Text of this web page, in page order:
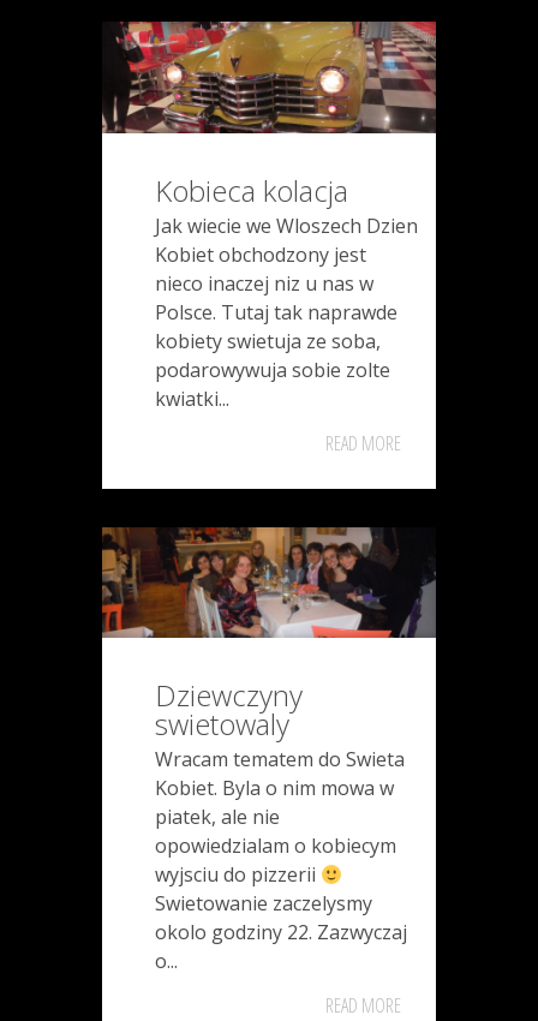
Kobieca kolacja
Jak wiecie we Wloszech Dzien
Kobiet obchodzony jest
nieco inaczej niz u nas w
Polsce. Tutaj tak naprawde
kobiety swietuja ze soba,
podarowywuja sobie zolte
kwiatki...
READ MORE
Dziewczyny
swietowaly
Wracam tematem do Swieta
Kobiet. Byla o nim mowa w
piatek, ale nie
opowiedzialam o kobiecym
wyjsciu do pizzerii
Swietowanie zaczelysmy
okolo godziny 22. Zazwyczaj
o...
READ MORE